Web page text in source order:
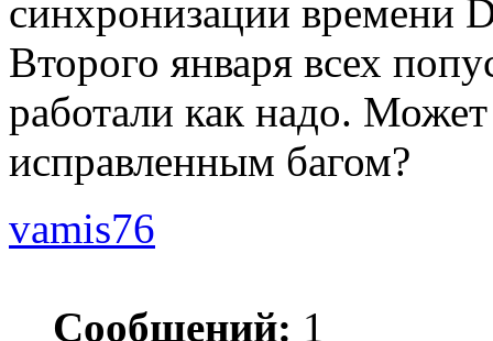
синхронизации времени
Второго января всех
работали как надо.
исправленным багом?
vamis76
Сообщений: 1